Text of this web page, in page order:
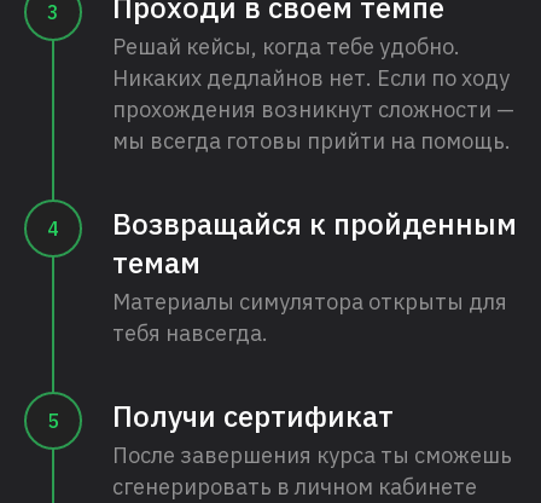
Решай кейсы, когда тебе удобно.
Никаких дедлайнов нет. Если по ходу
прохождения возникнут сложности —
мы всегда готовы прийти на помощь.
Возвращайся к пройденным
темам
Материалы симулятора открыты для
тебя навсегда.
Получи сертификат
После завершения курса ты сможешь
сгенерировать в личном кабинете